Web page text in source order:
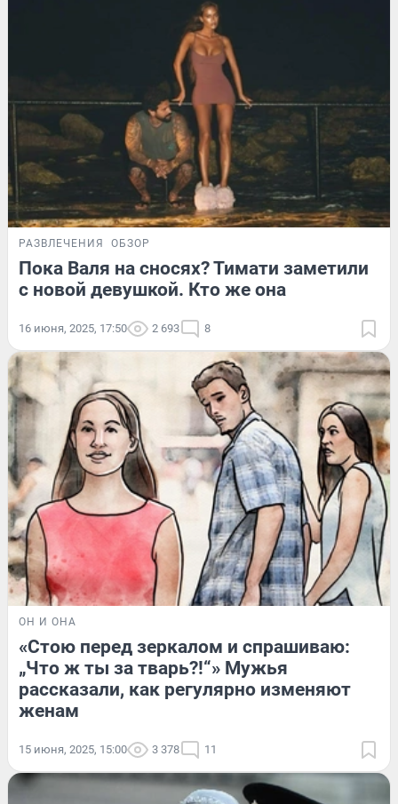
РАЗВЛЕЧЕНИЯ ОБЗОР
Пока Валя на сносях? Тимати заметили
с новой девушкой. Кто же она
16 июня, 2025, 17:50 2 693 8
ОН И ОНА
«Стою перед зеркалом и спрашиваю:
„Что ж ты за тварь?!“» Мужья
рассказали, как регулярно изменяют
женам
15 июня, 2025, 15:00 3 378 11